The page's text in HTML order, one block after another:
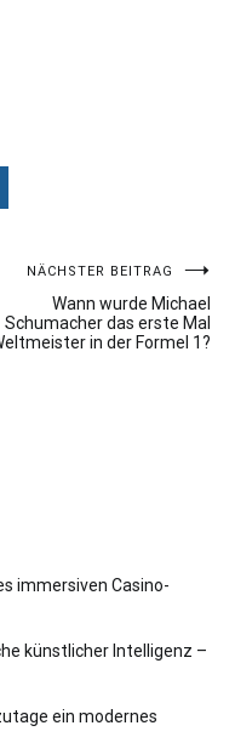
NÄCHSTER BEITRAG
Wann wurde Michael
Schumacher das erste Mal
in der Formel 1?
immersiven Casino-
künstlicher Intelligenz –
ein modernes